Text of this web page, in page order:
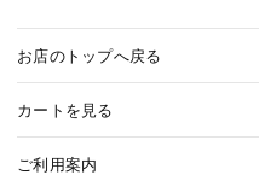
お店のトップへ戻る
カートを見る
ご利用案内